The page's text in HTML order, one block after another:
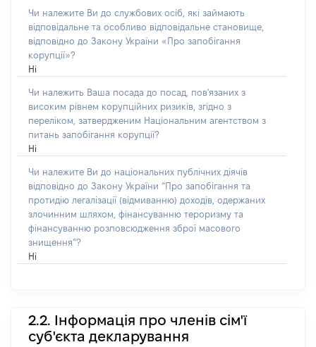
Чи належите Ви до службових осіб, які займають
відповідальне та особливо відповідальне становище,
відповідно до Закону України «Про запобігання
корупції»?
Ні
Чи належить Ваша посада до посад, пов'язаних з
високим рівнем корупційних ризиків, згідно з
переліком, затвердженим Національним агентством з
питань запобігання корупції?
Ні
Чи належите Ви до національних публічних діячів
відповідно до Закону України “Про запобігання та
протидію легалізації (відмиванню) доходів, одержаних
злочинним шляхом, фінансуванню тероризму та
фінансуванню розповсюдження зброї масового
знищення”?
Ні
2.2. Інформація про членів сім'ї
суб'єкта декларування